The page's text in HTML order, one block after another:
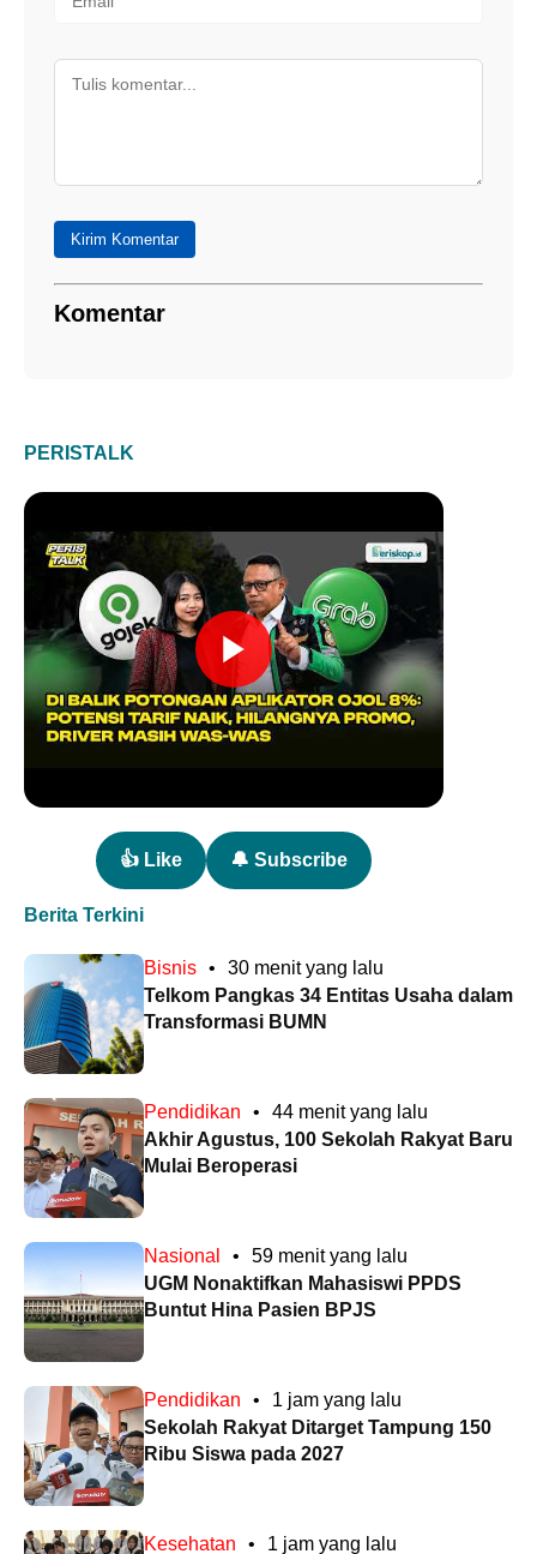
Kirim Komentar
Komentar
PERISTALK
👍 Like 🔔 Subscribe
Berita Terkini
Bisnis •
30 menit yang lalu
Telkom Pangkas 34 Entitas Usaha dalam
Transformasi BUMN
Pendidikan •
44 menit yang lalu
Akhir Agustus, 100 Sekolah Rakyat Baru
Mulai Beroperasi
Nasional •
59 menit yang lalu
UGM Nonaktifkan Mahasiswi PPDS
Buntut Hina Pasien BPJS
Pendidikan •
1 jam yang lalu
Sekolah Rakyat Ditarget Tampung 150
Ribu Siswa pada 2027
Kesehatan • 1 jam yang lalu